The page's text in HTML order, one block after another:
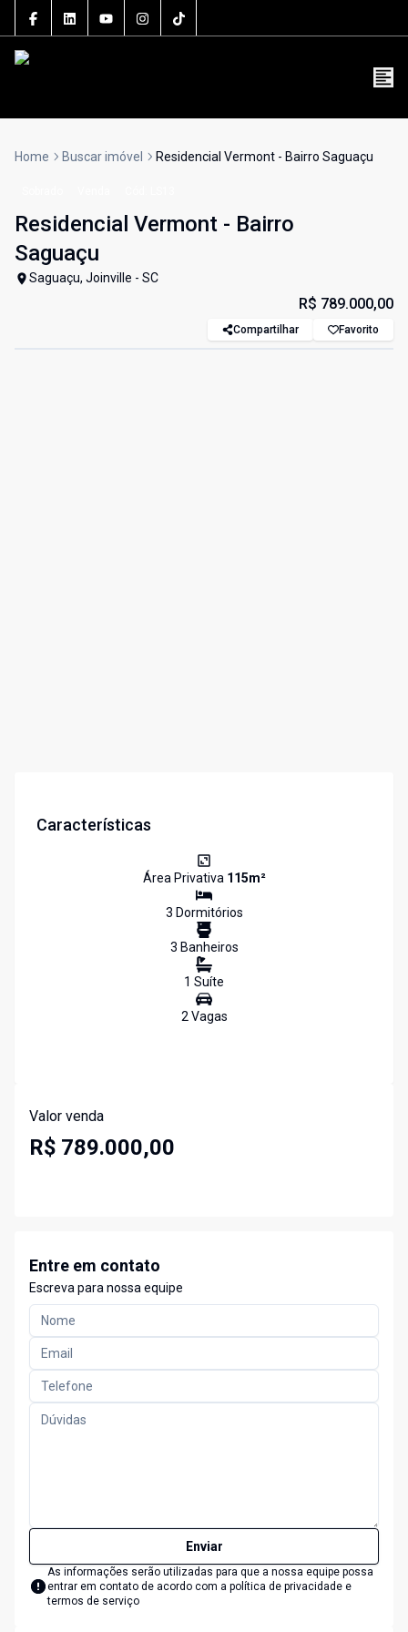
Home Buscar imóvel Residencial Vermont - Bairro Saguaçu
Residencial Vermont - Bairro
Saguaçu
Saguaçu, Joinville - SC
R$ 789.000,00
Compartilhar Favorito
Características
Área Privativa 115m²
3 Dormitórios
3 Banheiros
1 Suíte
2Vagas
Valor venda
R$ 789.000,00
Entre em contato
Escreva para nossa equipe
Enviar
As informações serão utilizadas para que a nossa equipe possa
entrar em contato de acordo com a política de privacidade e
termos de serviço